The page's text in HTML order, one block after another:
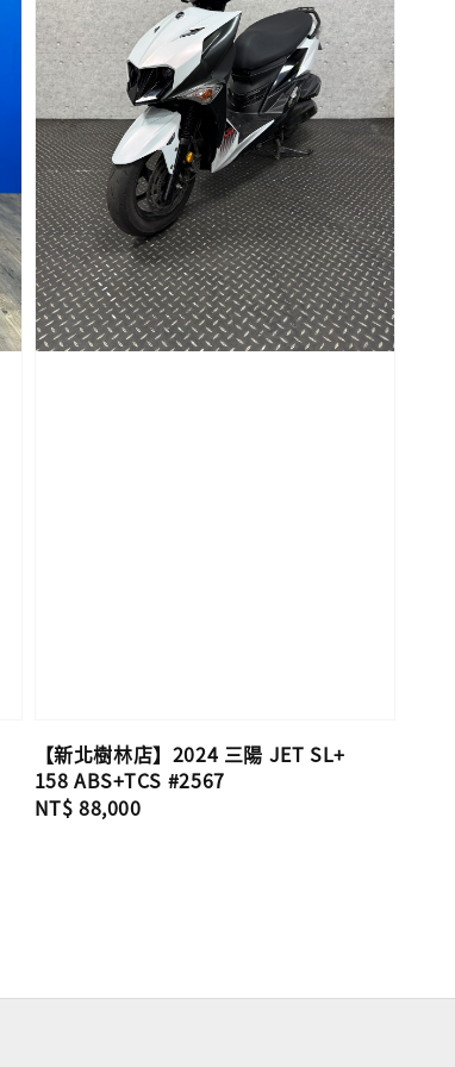
【新北樹林店】2024 三陽 JET SL+
158 ABS+TCS #2567
Regular
NT$ 88,000